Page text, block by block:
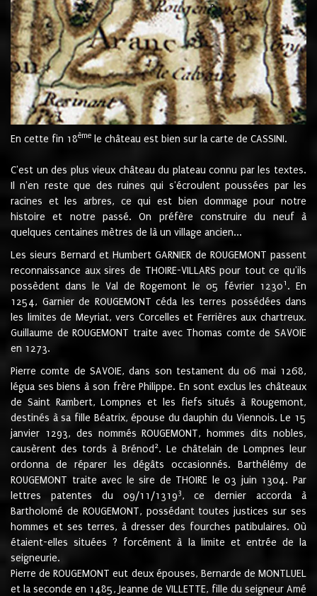
En cette fin 18ème le château est bien sur la carte de CASSINI.
C'est un des plus vieux château du plateau connu par les textes.
Il n'en reste que des ruines qui s'écroulent poussées par les
racines et les arbres, ce qui est bien dommage pour notre
histoire et notre passé. On préfère construire du neuf à
quelques centaines mètres de là un village ancien...
Les sieurs Bernard et Humbert GARNIER de ROUGEMONT passent
reconnaissance aux sires de THOIRE-VILLARS pour tout ce qu'ils
possèdent dans le Val de Rogemont le 05 février 12301 . En
1254, Garnier de ROUGEMONT céda les terres possédées dans
les limites de Meyriat, vers Corcelles et Ferrières aux chartreux.
Guillaume de ROUGEMONT traite avec Thomas comte de SAVOIE
en 1273.
Pierre comte de SAVOIE, dans son testament du 06 mai 1268,
légua ses biens à son frère Philippe. En sont exclus les châteaux
de Saint Rambert, Lompnes et les fiefs situés à Rougemont,
destinés à sa fille Béatrix, épouse du dauphin du Viennois. Le 15
janvier 1293, des nommés ROUGEMONT, hommes dits nobles,
causèrent des tords à Brénod 2. Le châtelain de Lompnes leur
ordonna de réparer les dégâts occasionnés. Barthélémy de
ROUGEMONT traite avec le sire de THOIRE le 03 juin 1304. Par
lettres patentes du 09/11/13193, ce dernier accorda à
Bartholomé de ROUGEMONT, possédant toutes justices sur ses
hommes et ses terres, à dresser des fourches patibulaires. Où
étaient-elles situées ? forcément à la limite et entrée de la
seigneurie.
Pierre de ROUGEMONT eut deux épouses, Bernarde de MONTLUEL
et la seconde en 1485, Jeanne de VILLETTE, fille du seigneur Amé